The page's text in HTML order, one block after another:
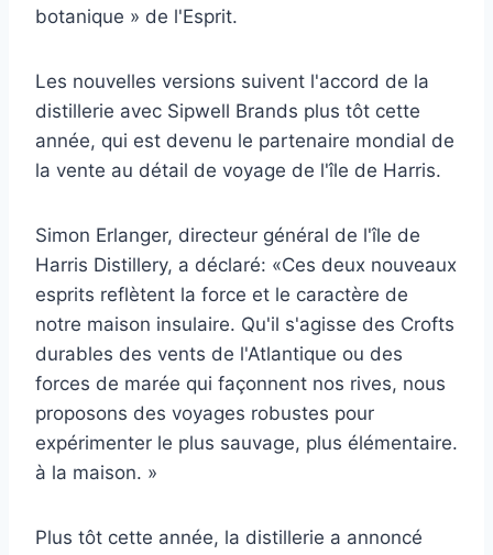
botanique » de l'Esprit.
Les nouvelles versions suivent l'accord de la
distillerie avec Sipwell Brands plus tôt cette
année, qui est devenu le partenaire mondial de
la vente au détail de voyage de l'île de Harris.
Simon Erlanger, directeur général de l'île de
Harris Distillery, a déclaré: «Ces deux nouveaux
esprits reflètent la force et le caractère de
notre maison insulaire. Qu'il s'agisse des Crofts
durables des vents de l'Atlantique ou des
forces de marée qui façonnent nos rives, nous
proposons des voyages robustes pour
expérimenter le plus sauvage, plus élémentaire.
à la maison. »
Plus tôt cette année, la distillerie a annoncé